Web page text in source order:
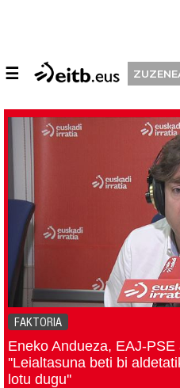
☰
FAKTORIA
Eneko Andueza, EAJ-
''Leialtasuna beti bi
lotu dugu''